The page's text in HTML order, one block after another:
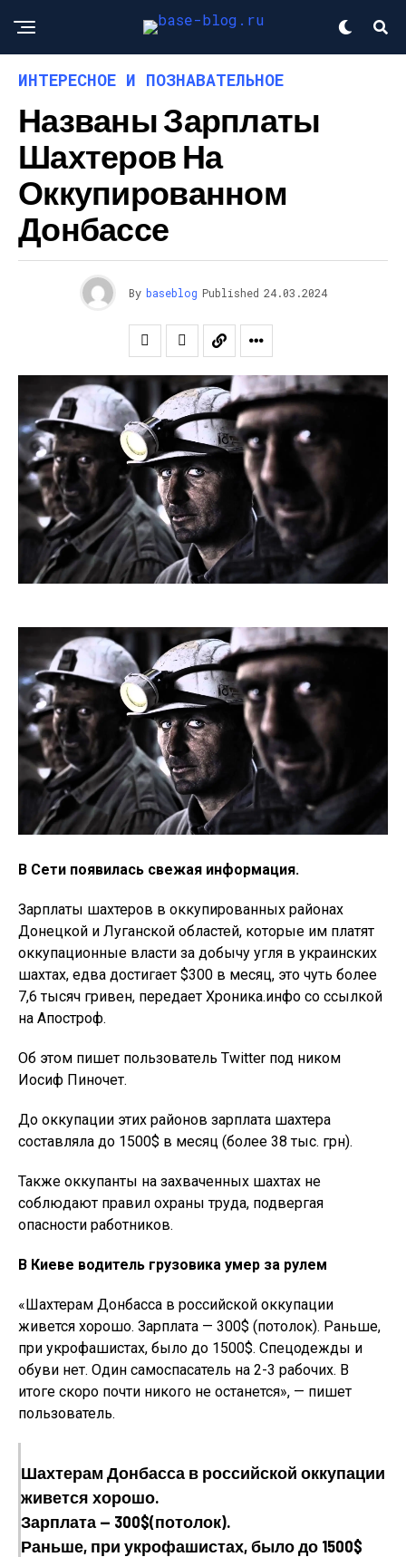
ИНТЕРЕСНОЕ И ПОЗНАВАТЕЛЬНОЕ
Названы Зарплаты
Шахтеров На
Оккупированном
Донбассе
By baseblog Published 24.03.2024
В Сети появилась свежая информация.
Зарплаты шахтеров в оккупированных районах
Донецкой и Луганской областей, которые им платят
оккупационные власти за добычу угля в украинских
шахтах, едва достигает $300 в месяц, это чуть более
7,6 тысяч гривен, передает Хроника.инфо со ссылкой
на Апостроф.
Об этом пишет пользователь Twitter под ником
Иосиф Пиночет.
До оккупации этих районов зарплата шахтера
составляла до 1500$ в месяц (более 38 тыс. грн).
Также оккупанты на захваченных шахтах не
соблюдают правил охраны труда, подвергая
опасности работников.
В Киеве водитель грузовика умер за рулем
«Шахтерам Донбасса в российской оккупации
живется хорошо. Зарплата — 300$ (потолок). Раньше,
при укрофашистах, было до 1500$. Спецодежды и
обуви нет. Один самоспасатель на 2-3 рабочих. В
итоге скоро почти никого не останется», — пишет
пользователь.
Шахтерам Донбасса в российской оккупации
живется хорошо.
Зарплата — 300$(потолок).
Раньше, при укрофашистах, было до 1500$